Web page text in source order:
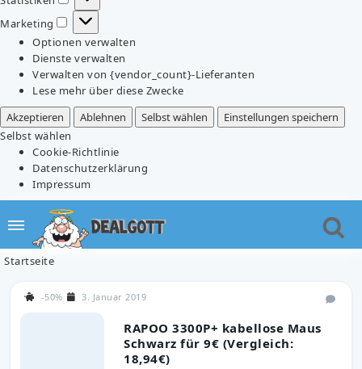
Statistiken
Marketing
Marketing
Optionen verwalten
Dienste verwalten
Verwalten von {vendor_count}-Lieferanten
Lese mehr über diese Zwecke
Akzeptieren
Ablehnen Selbst wählen
Einstellungen speichern
Selbst wählen
Cookie-Richtlinie
Datenschutzerklärung
Impressum
Startseite
RAPOO 3300P+ kabellose Maus
Schwarz für 9€ (Vergleich:
18,94€)
-50% 3. Januar 2019